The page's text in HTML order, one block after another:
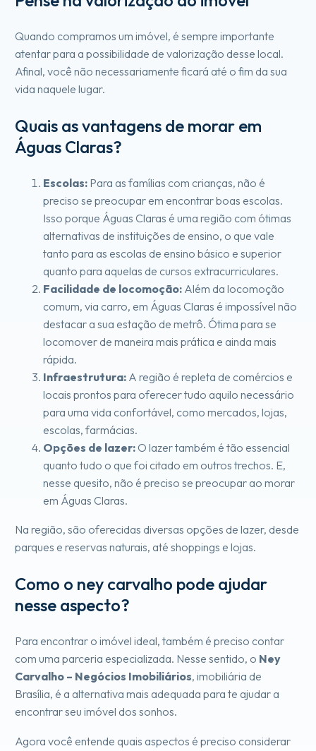
Quando compramos um imóvel, é sempre importante
atentar para a possibilidade de valorização desse local.
Afinal, você não necessariamente ficará até o fim da sua
vida naquele lugar.
Quais as vantagens de morar em
Águas Claras?
Escolas: Para as famílias com crianças, não é
preciso se preocupar em encontrar boas escolas.
Isso porque Águas Claras é uma região com ótimas
alternativas de instituições de ensino, o que vale
tanto para as escolas de ensino básico e superior
quanto para aquelas de cursos extracurriculares.
Facilidade de locomoção: Além da locomoção
comum, via carro, em Águas Claras é impossível não
destacar a sua estação de metrô. Ótima para se
locomover de maneira mais prática e ainda mais
rápida.
Infraestrutura: A região é repleta de comércios e
locais prontos para oferecer tudo aquilo necessário
para uma vida confortável, como mercados, lojas,
escolas, farmácias.
Opções de lazer:O lazer também é tão essencial
quanto tudo o que foi citado em outros trechos. E,
nesse quesito, não é preciso se preocupar ao morar
em Águas Claras.
Na região, são oferecidas diversas opções de lazer, desde
parques e reservas naturais, até shoppings e lojas.
Como o ney carvalho pode ajudar
nesse aspecto?
Para encontrar o imóvel ideal, também é preciso contar
com uma parceria especializada. Nesse sentido, o Ney
Carvalho – Negócios Imobiliários, imobiliária de
Brasília, é a alternativa mais adequada para te ajudar a
encontrar seu imóvel dos sonhos.
Agora você entende quais aspectos é preciso considerar